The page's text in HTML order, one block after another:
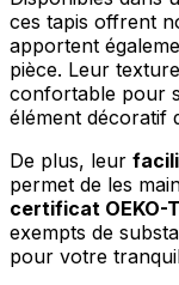
ces tapis offrent
apportent
pièce. Leur
confortable pour
élément décoratif
De plus, leur
permet de les
certificat OEKO-
exempts de
pour votre